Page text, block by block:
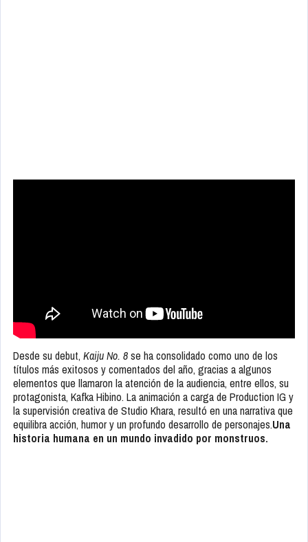
Desde su debut, Kaiju No. 8se ha consolidado como uno de los
títulos más exitosos y comentados del año, gracias a algunos
elementos que llamaron la atención de la audiencia, entre ellos, su
protagonista, Kafka Hibino. La animación a carga de Production IG y
la supervisión creativa de Studio Khara, resultó en una narrativa que
equilibra acción, humor y un profundo desarrollo de personajes.Una
historia humana en un mundo invadido por monstruos.